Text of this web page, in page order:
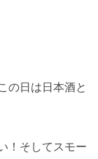
の日は日本酒と
！そしてスモー